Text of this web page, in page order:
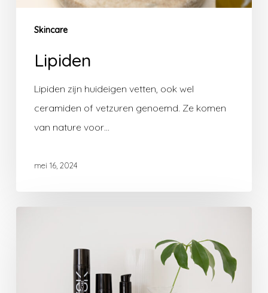
Skincare
Lipiden
Lipiden zijn huideigen vetten, ook wel
ceramiden of vetzuren genoemd. Ze komen
van nature voor…
mei 16, 2024